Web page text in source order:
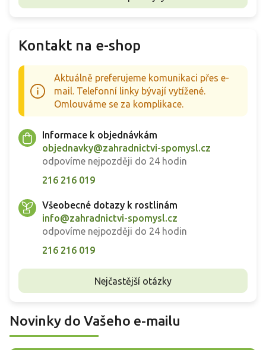
Kontakt na e-shop
Aktuálně preferujeme komunikaci přes e-
mail. Telefonní linky bývají vytížené.
Omlouváme se za komplikace.
Informace k objednávkám
objednavky@zahradnictvi-spomysl.cz
odpovíme nejpozději do 24 hodin
216 216 019
Všeobecné dotazy k rostlinám
info@zahradnictvi-spomysl.cz
odpovíme nejpozději do 24 hodin
216 216 019
Nejčastější otázky
Novinky do Vašeho e-mailu